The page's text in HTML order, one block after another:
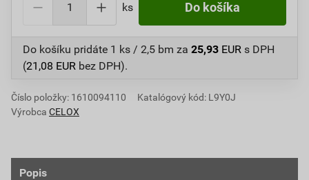
ks Do košíka
Do košíku pridáte 1 ks / 2,5 bm za 25,93 EUR s DPH
(21,08 EUR bez DPH).
Číslo položky: 1610094110
Katalógový kód: L9Y0J
Výrobca CELOX
Popis